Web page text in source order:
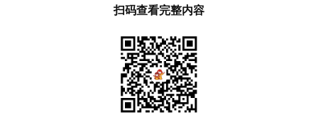
扫码查看完整内容